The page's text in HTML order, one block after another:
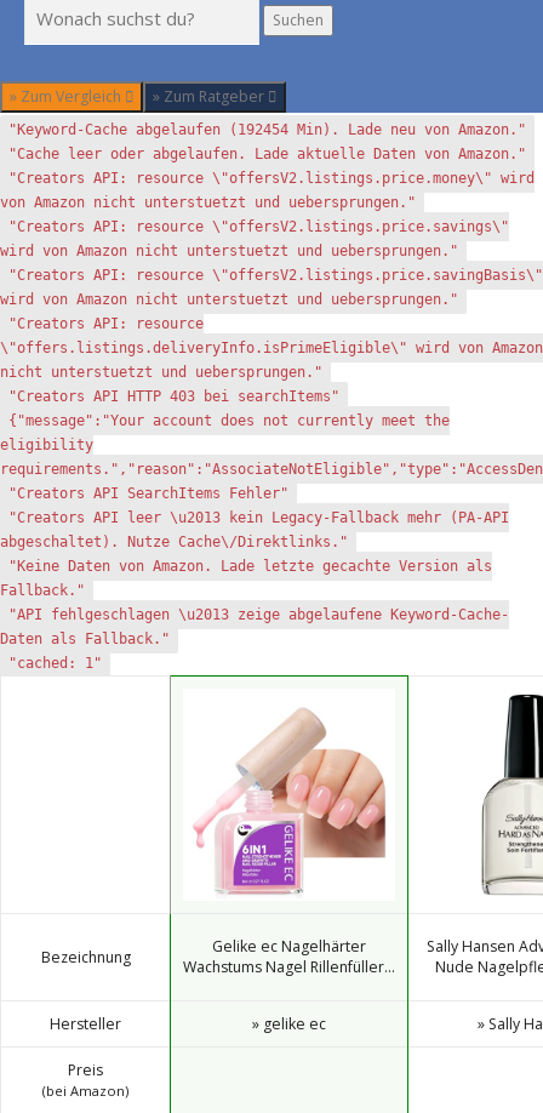
Suchen
» Zum Vergleich » Zum Ratgeber
"Keyword-Cache abgelaufen (192454 Min). Lade neu von Amazon."
"Cache leer oder abgelaufen. Lade aktuelle Daten von Amazon."
"Creators API: resource \"offersV2.listings.price.money\" wird
von Amazon nicht unterstuetzt und uebersprungen."
"Creators API: resource \"offersV2.listings.price.savings\"
wird von Amazon nicht unterstuetzt und uebersprungen."
"Creators API: resource \"offersV2.listings.price.savingBasis\"
wird von Amazon nicht unterstuetzt und uebersprungen."
"Creators API: resource
\"offers.listings.deliveryInfo.isPrimeEligible\" wird von Amazon
nicht unterstuetzt und uebersprungen."
"Creators API HTTP 403 bei searchItems"
{"message":"Your account does not currently meet the
eligibility
"Creators API SearchItems Fehler"
"Creators API leer \u2013 kein Legacy-Fallback mehr (PA-API
abgeschaltet). Nutze Cache\/Direktlinks."
"Keine Daten von Amazon. Lade letzte gecachte Version als
Fallback."
"API fehlgeschlagen \u2013 zeige abgelaufene Keyword-Cache-
Daten als Fallback."
"cached: 1"
Bezeichnung
Gelike ec Nagelhärter
Wachstums Nagel Rillenfüller...
Sally Hansen
Nude
Hersteller » gelike ec » Sally
Preis
(bei Amazon)